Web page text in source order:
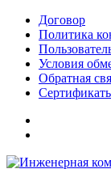
Договор
Политика
Условия
Обратная